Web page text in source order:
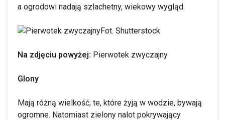
a ogrodowi nadają szlachetny, wiekowy wygląd.
Fot. Shutterstock
Na zdjęciu powyżej: Pierwotek zwyczajny
Glony
Mają różną wielkość; te, które żyją w wodzie, bywają
ogromne. Natomiast zielony nalot pokrywający